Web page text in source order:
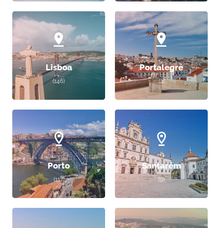
Lisboa
(146)
Portalegre
(2)
Porto
(117)
Santarém
(9)